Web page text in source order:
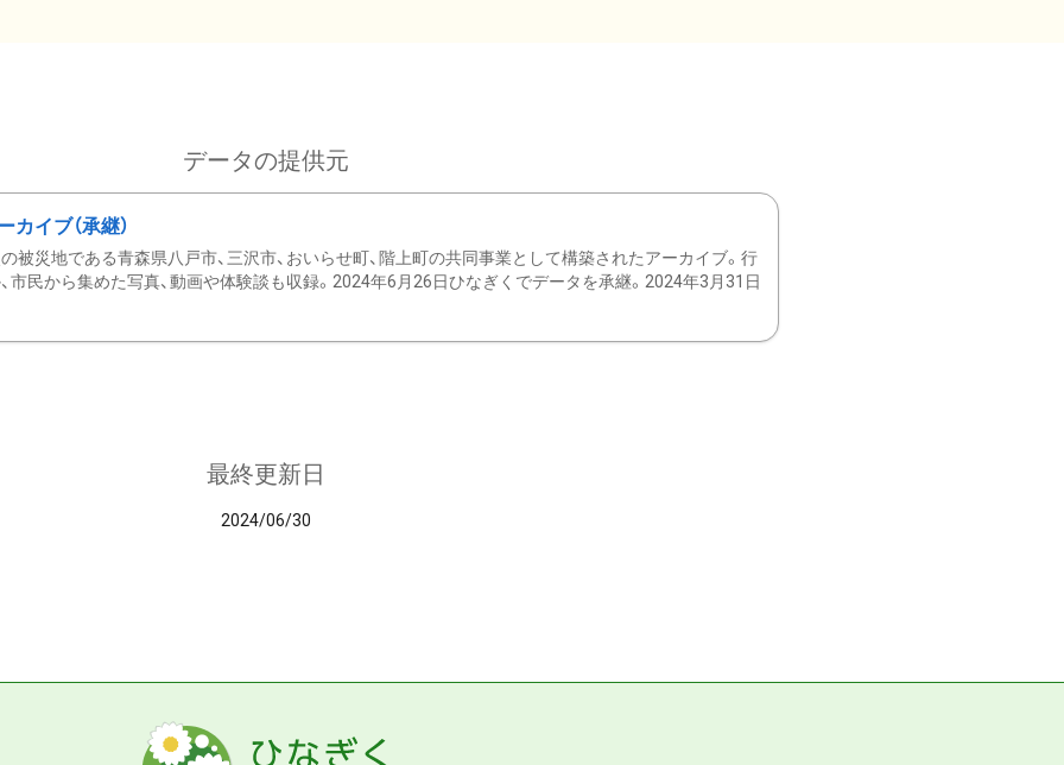
データの提供元
イブ（承継）
被災地である青森県八戸市、三沢市、おいらせ町、階上町の共同事業として構築されたアーカイブ。行
市民から集めた写真、動画や体験談も収録。2024年6月26日ひなぎくでデータを承継。2024年3月31日
最終更新日
2024/06/30